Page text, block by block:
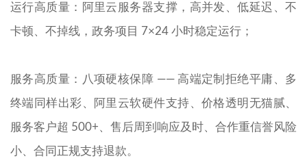
运行高质量：阿里云服务器支撑，高并发、低延迟、不
卡顿、不掉线，政务项目 7×24 小时稳定运行；
服务高质量：八项硬核保障 —— 高端定制拒绝平庸、多
终端同样出彩、阿里云软硬件支持、价格透明无猫腻、
服务客户超 500+、售后周到响应及时、合作重信誉风险
小、合同正规支持退款。